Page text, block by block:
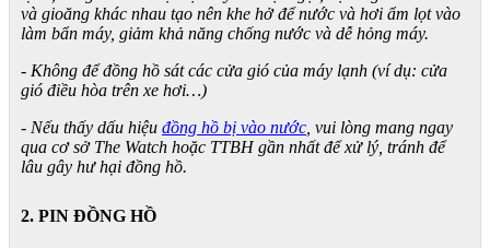
và gioăng khác nhau tạo nên khe hở để nước và hơi ẩm lọt vào
làm bẩn máy, giảm khả năng chống nước và dễ hỏng máy.
- Không để đồng hồ sát các cửa gió của máy lạnh (ví dụ: cửa
gió điều hòa trên xe hơi…)
- Nếu thấy dấu hiệu đồng hồ bị vào nước , vui lòng mang ngay
qua cơ sở The Watch hoặc TTBH gần nhất để xử lý, tránh để
lâu gây hư hại đồng hồ.
2. PIN ĐỒNG HỒ